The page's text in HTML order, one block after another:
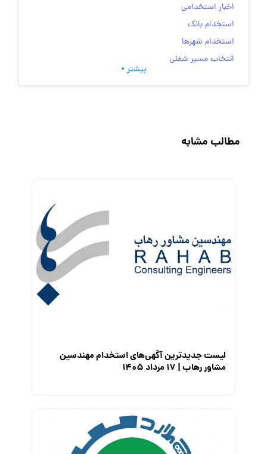
اخبار استخدامی
استخدام بانک
استخدام شهرها
انتخاب مسیر شغلی
به‌روزرسانی‌های سایت (کارجویی)
رزومه
گزارش‌های آماری
مصاحبه شغلی
معرفی شرکت ها
بیشتر +
مطالب مشابه
لیست جدیدترین آگهی‌های استخدام مهندسین
مشاور رهاب | ۱۷ مرداد ۱۴۰۵